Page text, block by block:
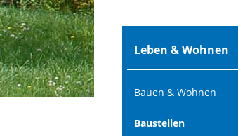
Leben & Wohnen
Bauen & Wohnen
Baustellen